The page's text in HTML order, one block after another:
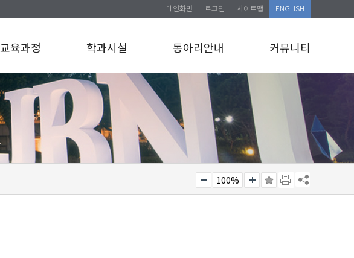
메인화면 로그인 사이트맵 ENGLISH
교육과정 학과시설 동아리안내 커뮤니티
100%